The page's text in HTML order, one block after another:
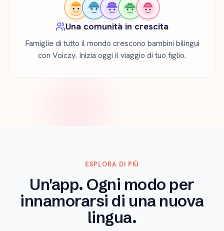
Una comunità in crescita
Famiglie di tutto il mondo crescono bambini bilingui
con Voiczy. Inizia oggi il viaggio di tuo figlio.
ESPLORA DI PIÙ
Un'app. Ogni modo per
innamorarsi di una nuova
lingua.